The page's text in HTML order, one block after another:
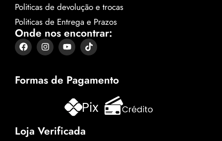
Politicas de devolução e trocas
Politicas de Entrega e Prazos
Onde nos encontrar:
Formas de Pagamento
Loja Verificada